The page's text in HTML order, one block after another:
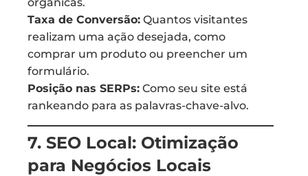
Taxa de Conversão: Quantos visitantes
realizam uma ação desejada, como
comprar um produto ou preencher um
formulário.
Posição nas SERPs: Como seu site está
rankeando para as palavras-chave-alvo.
7. SEO Local: Otimização
para Negócios Locais